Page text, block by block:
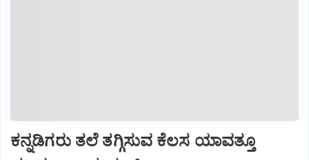
ಕನ್ನಡಿಗರು ತಲೆ ತಗ್ಗಿಸುವ ಕೆಲಸ ಯಾವತ್ತೂ